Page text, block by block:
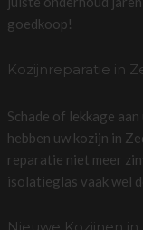
goedkoop!
Kozijnreparatie in
Schade of lekkage
hebben uw kozijn in
reparatie niet meer
isolatieglas vaak wel